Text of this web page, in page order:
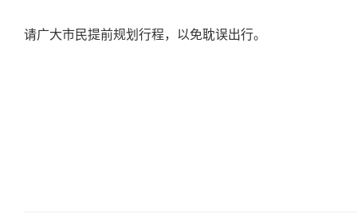
请广大市民提前规划行程，以免耽误出行。